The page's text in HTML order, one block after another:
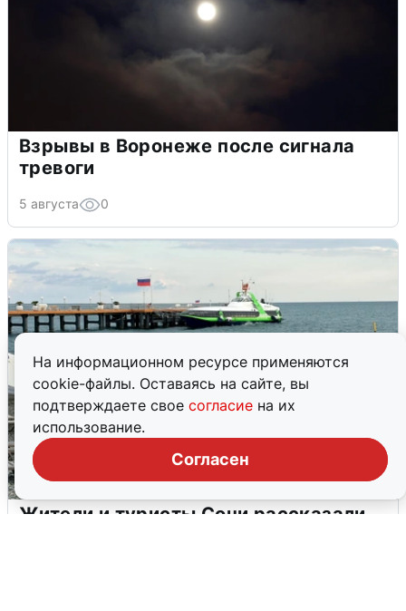
На информационном ресурсе применяются
cookie-файлы. Оставаясь на сайте, вы
подтверждаете свое согласие на их
использование.
Согласен
Взрывы в Воронеже после сигнала
тревоги
5 августа 0
Жители и туристы Сочи рассказали